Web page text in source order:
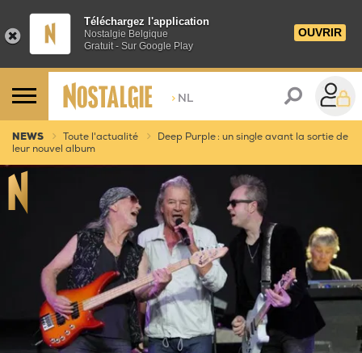
Téléchargez l'application
Nostalgie Belgique
Gratuit - Sur Google Play
OUVRIR
> NL
NEWS Toute l'actualité
Deep Purple : un single avant la sortie de
leur nouvel album